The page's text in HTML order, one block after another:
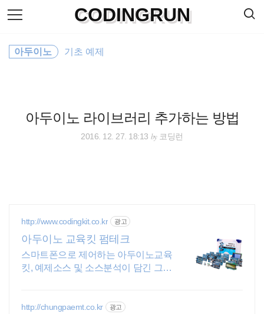
본
문
로
CODINGRUN
아두이노 라이브러리 추가하는 방법
아두이노 기초 예제
2016. 12. 27. 18:13 by코딩런
http://www.codingkit.co.kr 광고
아두이노 교육킷 펌테크
스마트폰으로 제어하는 아두이노교육
킷, 예제소스 및 소스분석이 담긴 그림
http://chungpaemt.co.kr 광고
색